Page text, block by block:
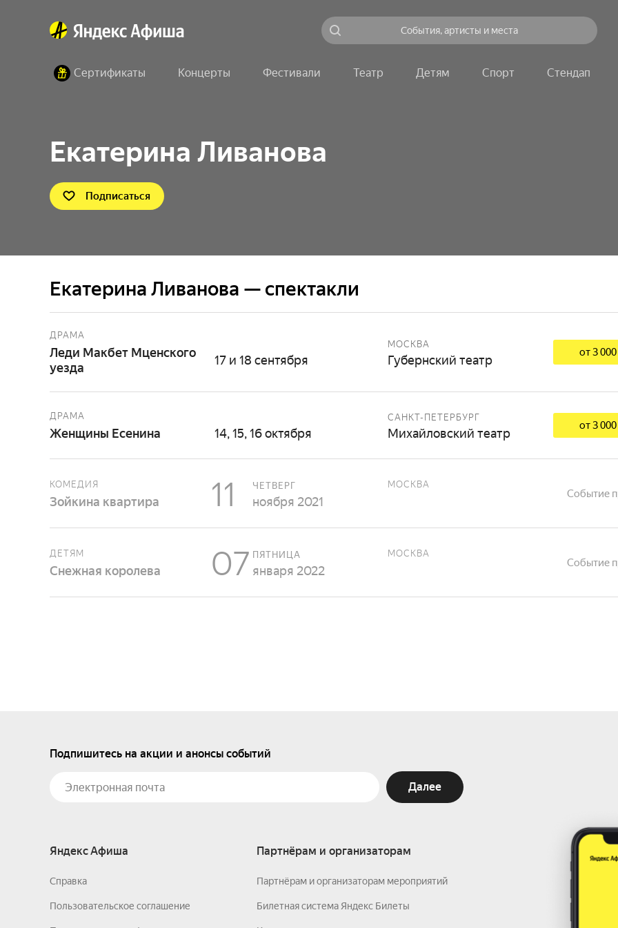
События, артисты и места
Сертификаты Концерты Фестивали Театр Детям Спорт Стендап
Екатерина Ливанова
Подписаться
Екатерина Ливанова — спектакли
ДРАМА
Леди Макбет Мценского
уезда
17 и 18 сентября
МОСКВА
Губернский театр
от 3
ДРАМА
Женщины Есенина 14, 15, 16 октября
САНКТ-ПЕТЕРБУРГ
Михайловский театр
от 3
КОМЕДИЯ
Зойкина квартира 11 ЧЕТВЕРГ
ноября 2021
МОСКВА
Событие
ДЕТЯМ
Снежная королева 07 ПЯТНИЦА
января 2022
МОСКВА
Событие
Подпишитесь на акции и анонсы событий
Далее
Яндекс Афиша
Справка
Пользовательское соглашение
Партнёрам и организаторам
Партнёрам и организаторам мероприятий
Билетная система Яндекс Билеты